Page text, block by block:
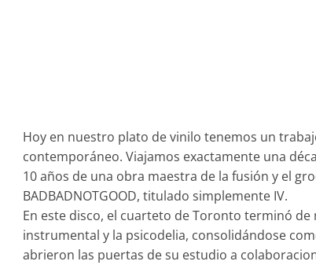
Hoy en nuestro plato de vinilo tenemos un
contemporáneo. Viajamos exactamente una
10 años de una obra maestra de la fusión y el
BADBADNOTGOOD, titulado simplemente IV.
En este disco, el cuarteto de Toronto terminó
instrumental y la psicodelia, consolidándose
abrieron las puertas de su estudio a